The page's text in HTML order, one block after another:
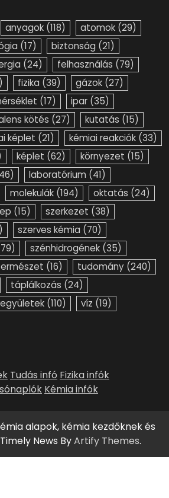
anyagok (118) atomok (29)
(17) biztonság (21)
(24) felhasználás (79)
fizika (39) gázok (27)
(17) ipar (35)
kötés (27) kutatás (15)
képlet (21) kémiai reakciók (33)
képlet (62) környezet (15)
laboratórium (41)
molekulák (194) oktatás (24)
(15) szerkezet (38)
szerves kémia (70)
szénhidrogének (35)
(16) tudomány (240)
táplálkozás (24)
(110) víz (19)
Tudás infó Fizika infók
Kémia infók
alapok, kémia kezdőknek és
News ByArtify Themes.